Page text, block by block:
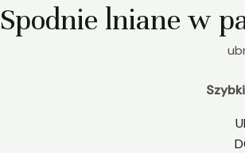
Spodnie lniane w